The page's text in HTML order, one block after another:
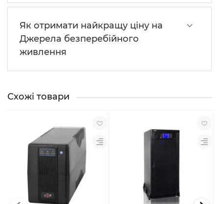
Як отримати найкращу ціну на
Джерела безперебійного
живлення
Схожі товари